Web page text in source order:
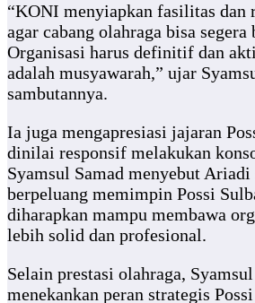
“KONI menyiapkan fasilitas dan
agar cabang olahraga bisa segera
Organisasi harus definitif dan
adalah musyawarah,” ujar
sambutannya.
Ia juga mengapresiasi jajaran
dinilai responsif melakukan
Syamsul Samad menyebut Ariadi
berpeluang memimpin Possi
diharapkan mampu membawa
lebih solid dan profesional.
Selain prestasi olahraga,
menekankan peran strategis